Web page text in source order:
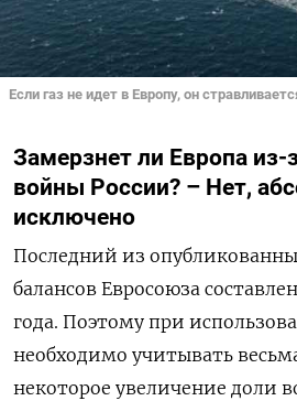
Если газ не идет в Европу, он
Замерзнет ли Европа из-
войны России? – Нет,
исключено
Последний из
балансов Евросоюза
года. Поэтому при
необходимо учитывать
некоторое увеличение доли